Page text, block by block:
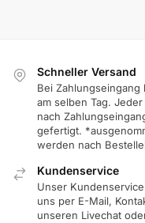
Schneller Versand
Bei
am selben Tag.
nach
gefertigt.
werden nach
Kundenservice
Unser
uns per E-Mail,
unseren Livechat